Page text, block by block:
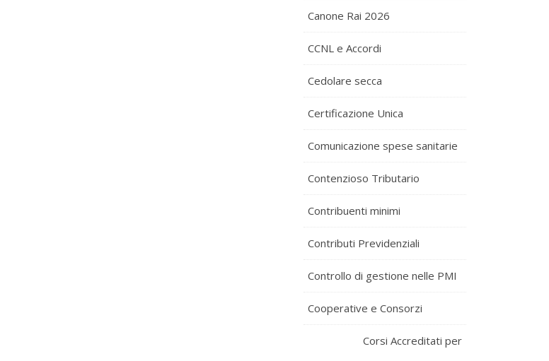
Canone Rai 2026
CCNL e Accordi
Cedolare secca
Certificazione Unica
Comunicazione spese sanitarie
Contenzioso Tributario
Contribuenti minimi
Contributi Previdenziali
Controllo di gestione nelle PMI
Cooperative e Consorzi
Corsi Accreditati per